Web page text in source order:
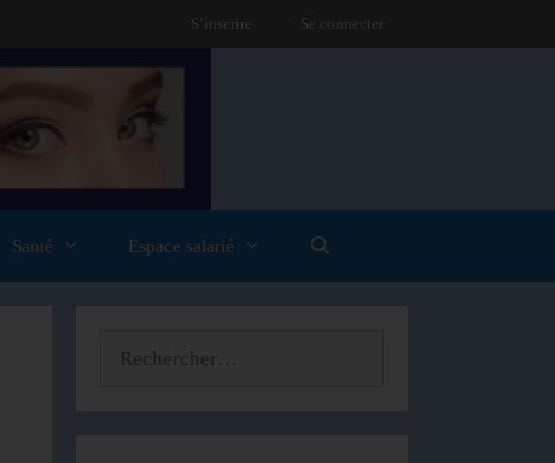
S’inscrire Se connecter
Santé Espace salarié